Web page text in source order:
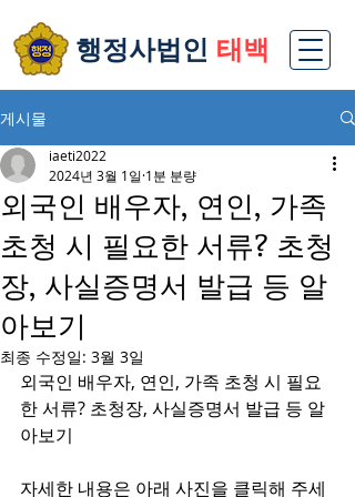
​행정사법인 태백
게시물
외국인 배우자, 연인, 가족
초청 시 필요한 서류? 초청
장, 사실증명서 발급 등 알
아보기
iaeti2022
2024년 3월 1일 1분 분량
최종 수정일: 3월 3일
외국인 배우자, 연인, 가족 초청 시 필요
한 서류? 초청장, 사실증명서 발급 등 알
아보기
자세한 내용은 아래 사진을 클릭해 주세